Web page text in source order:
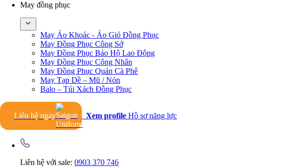
May đồng phục
May Áo Khoác - Áo Gió Đồng Phục
May Đồng Phục Công Sở
May Đồng Phục Bảo Hộ Lao Động
May Đồng Phục Công Nhân
May Đồng Phục Quán Cà Phê
May Tạp Dề – Mũ / Nón
Balo – Túi Xách Đồng Phục
Liên hệ ngay Xem profile Hồ sơ năng lực
Liên hệ với sale: 0903 370 746